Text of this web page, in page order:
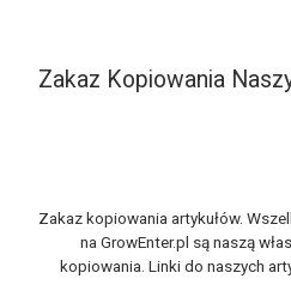
Zakaz Kopiowania
Zakaz kopiowania artykułów.
na GrowEnter.pl są naszą
kopiowania. Linki do naszych